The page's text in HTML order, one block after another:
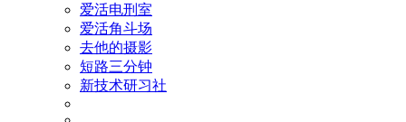
爱活电刑室
爱活角斗场
去他的摄影
短路三分钟
新技术研习社